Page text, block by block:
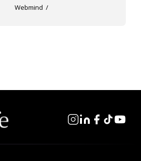
Webmind